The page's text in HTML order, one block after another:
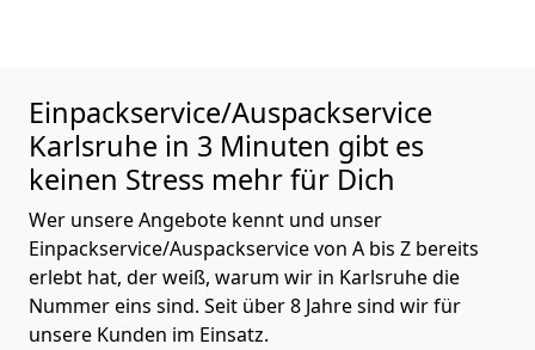
Einpackservice/Auspackservice
Karlsruhe in 3 Minuten gibt es
keinen Stress mehr für Dich
Wer unsere Angebote kennt und unser
Einpackservice/Auspackservice von A bis Z bereits
erlebt hat, der weiß, warum wir in Karlsruhe die
Nummer eins sind. Seit über 8 Jahre sind wir für
unsere Kunden im Einsatz.